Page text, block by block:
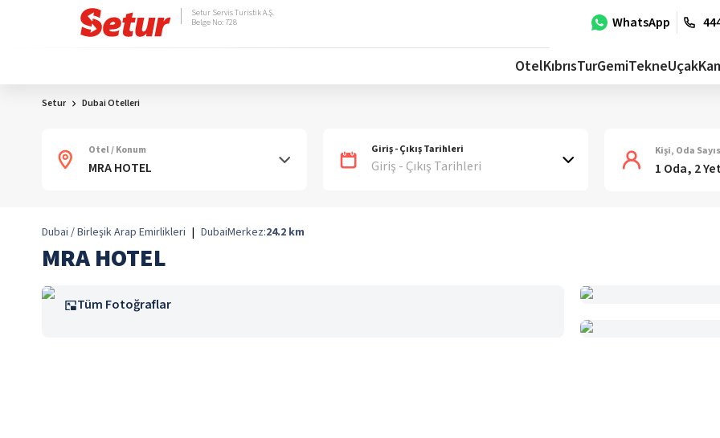
WhatsApp
Setur Servis Turistik A.Ş.
Belge No: 728
OtelKıbrısTurGemiTekneUçak
Setur Dubai Otelleri
Otel / Konum Giriş - Çıkış Tarihleri
Giriş - Çıkış Tarihleri
Kişi, Oda
1 Oda, 2
Dubai / Birleşik Arap Emirlikleri | DubaiMerkez:24.2 km
MRA HOTEL
Tüm Fotoğraflar